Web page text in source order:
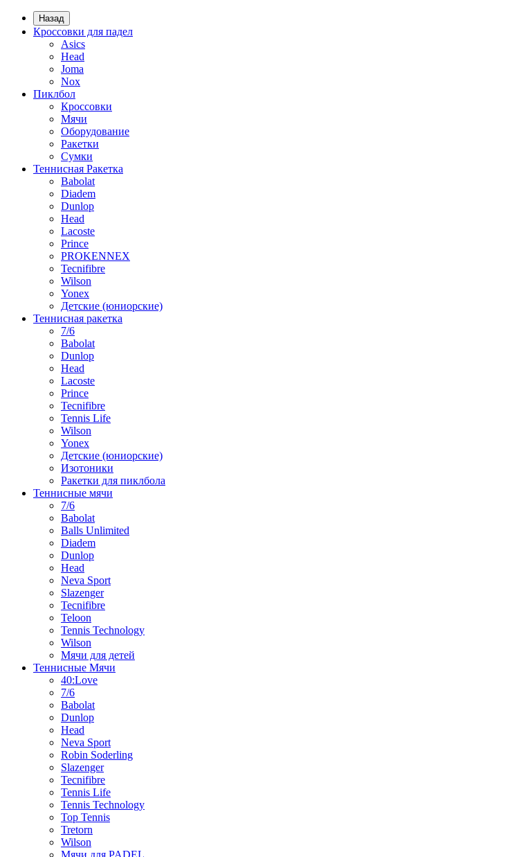
Назад
Кроссовки для падел
Asics
Head
Joma
Nox
Пиклбол
Кроссовки
Мячи
Оборудование
Ракетки
Сумки
Теннисная Ракетка
Babolat
Diadem
Dunlop
Head
Lacoste
Prince
PROKENNEX
Tecnifibre
Wilson
Yonex
Детские (юниорские)
Теннисная ракетка
7/6
Babolat
Dunlop
Head
Lacoste
Prince
Tecnifibre
Tennis Life
Wilson
Yonex
Детские (юниорские)
Изотоники
Ракетки для пиклбола
Теннисные мячи
7/6
Babolat
Balls Unlimited
Diadem
Dunlop
Head
Neva Sport
Slazenger
Tecnifibre
Teloon
Tennis Technology
Wilson
Мячи для детей
Теннисные Мячи
40:Love
7/6
Babolat
Dunlop
Head
Neva Sport
Robin Soderling
Slazenger
Tecnifibre
Tennis Life
Tennis Technology
Top Tennis
Tretorn
Wilson
Мячи для PADEL